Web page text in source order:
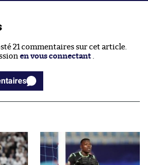
21 commentaires sur cet article.
en vous connectant